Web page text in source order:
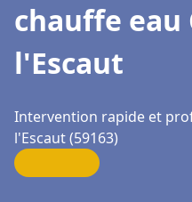
chauffe eau
l'Escaut
Intervention rapide et
l'Escaut (59163)